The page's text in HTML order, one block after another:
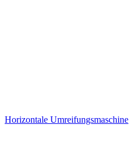
Horizontale Umreifungsmaschine